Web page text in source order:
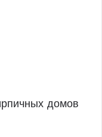
домов